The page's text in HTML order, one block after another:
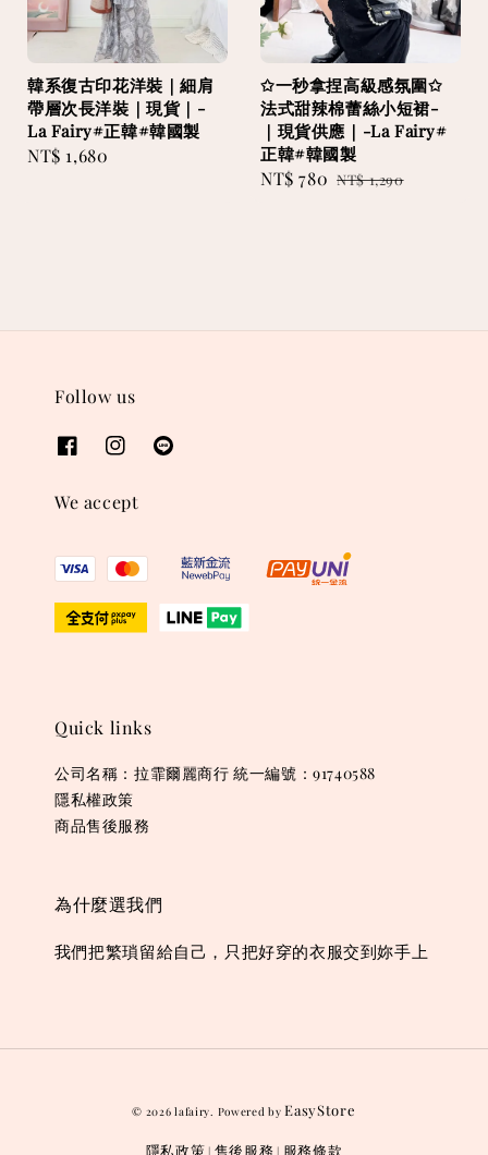
韓系復古印花洋裝｜細肩
帶層次長洋裝｜現貨｜-
La Fairy#正韓#韓國製
Regular
NT$ 1,680
✩一秒拿捏高級感氛圍✩
法式甜辣棉蕾絲小短裙-
｜現貨供應｜-La Fairy#
正韓#韓國製
Sale
NT$ 780 Regular
NT$ 1,290
Follow us
We accept
Quick links
公司名稱：拉霏爾麗商行 統一編號：91740588
隱私權政策
商品售後服務
為什麼選我們
我們把繁瑣留給自己，只把好穿的衣服交到妳手上
© 2026 lafairy. Powered byEasyStore
隱私政策 | 售後服務 | 服務條款